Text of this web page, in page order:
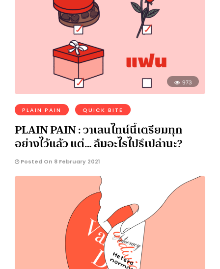
973
PLAIN PAIN QUICK BITE
PLAIN PAIN : วาเลนไทน์นี้เตรียมทุก
อย่างไว้แล้ว แต่… ลืมอะไรไปรึเปล่านะ?
Posted On 8 February 2021